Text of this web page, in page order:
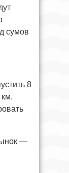
сумов
8
—